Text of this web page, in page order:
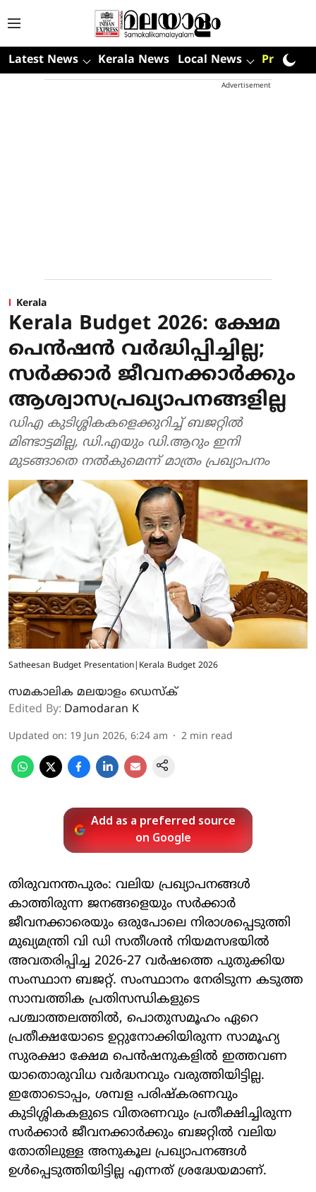
Latest News Kerala News Local News Premium
Advertisement
Kerala
Kerala Budget 2026: ക്ഷേമ
പെൻഷൻ വർദ്ധിപ്പിച്ചില്ല;
സർക്കാർ ജീവനക്കാർക്കും
ആശ്വാസപ്രഖ്യാപനങ്ങളില്ല
ഡിഎ കുടിശ്ശികകളെക്കുറിച്ച് ബജറ്റിൽ
മിണ്ടാട്ടമില്ല, ഡി.എയും ഡി.ആറും ഇനി
മുടങ്ങാതെ നൽകുമെന്ന് മാത്രം പ്രഖ്യാപനം
Satheesan Budget Presentation|Kerala Budget 2026
സമകാലിക മലയാളം ഡെസ്ക്
Edited By: Damodaran K
Updated on: 19 Jun 2026, 6:24 am 2 min read
Add as a preferred source
on Google
തിരുവനന്തപുരം: വലിയ പ്രഖ്യാപനങ്ങൾ
കാത്തിരുന്ന ജനങ്ങളെയും സർക്കാർ
ജീവനക്കാരെയും ഒരുപോലെ നിരാശപ്പെടുത്തി
മുഖ്യമന്ത്രി വി ഡി സതീശൻ നിയമസഭയിൽ
അവതരിപ്പിച്ച 2026-27 വർഷത്തെ പുതുക്കിയ
സംസ്ഥാന ബജറ്റ്. സംസ്ഥാനം നേരിടുന്ന കടുത്ത
സാമ്പത്തിക പ്രതിസന്ധികളുടെ
പശ്ചാത്തലത്തിൽ, പൊതുസമൂഹം ഏറെ
പ്രതീക്ഷയോടെ ഉറ്റുനോക്കിയിരുന്ന സാമൂഹ്യ
സുരക്ഷാ ക്ഷേമ പെൻഷനുകളിൽ ഇത്തവണ
യാതൊരുവിധ വർദ്ധനവും വരുത്തിയിട്ടില്ല.
ഇതോടൊപ്പം, ശമ്പള പരിഷ്‌കരണവും
കുടിശ്ശികകളുടെ വിതരണവും പ്രതീക്ഷിച്ചിരുന്ന
സർക്കാർ ജീവനക്കാർക്കും ബജറ്റിൽ വലിയ
തോതിലുള്ള അനുകൂല പ്രഖ്യാപനങ്ങൾ
ഉൾപ്പെടുത്തിയിട്ടില്ല എന്നത് ശ്രദ്ധേയമാണ്.